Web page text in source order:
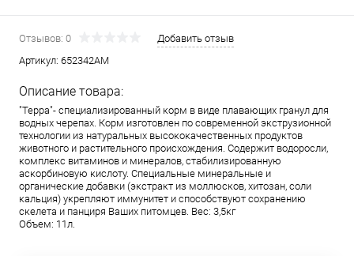
Отзывов: 0
Добавить отзыв
Артикул: 652342АМ
Описание товара:
"Терра"- специализированный корм в виде плавающих гранул для
водных черепах. Корм изготовлен по современной экструзионной
технологии из натуральных высококачественных продуктов
животного и растительного происхождения. Содержит водоросли,
комплекс витаминов и минералов, стабилизированную
аскорбиновую кислоту. Специальные минеральные и
органические добавки (экстракт из моллюсков, хитозан, соли
кальция) укрепляют иммунитет и способствуют сохранению
скелета и панциря Ваших питомцев. Вес: 3,5кг
Объем: 11л.